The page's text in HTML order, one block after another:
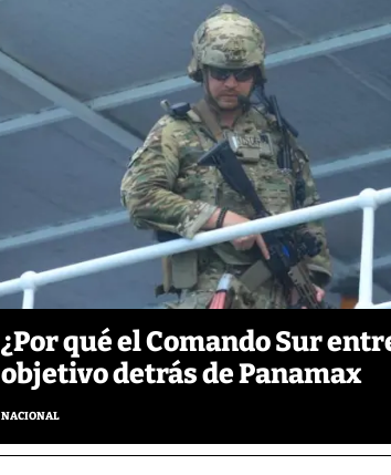
¿Por qué el Comando Sur
objetivo detrás de Panamax
NACIONAL